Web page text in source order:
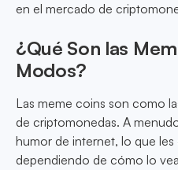
en el mercado de
¿Qué Son las
Modos?
Las meme coins son como
de criptomonedas. A
humor de internet, lo que
dependiendo de cómo lo